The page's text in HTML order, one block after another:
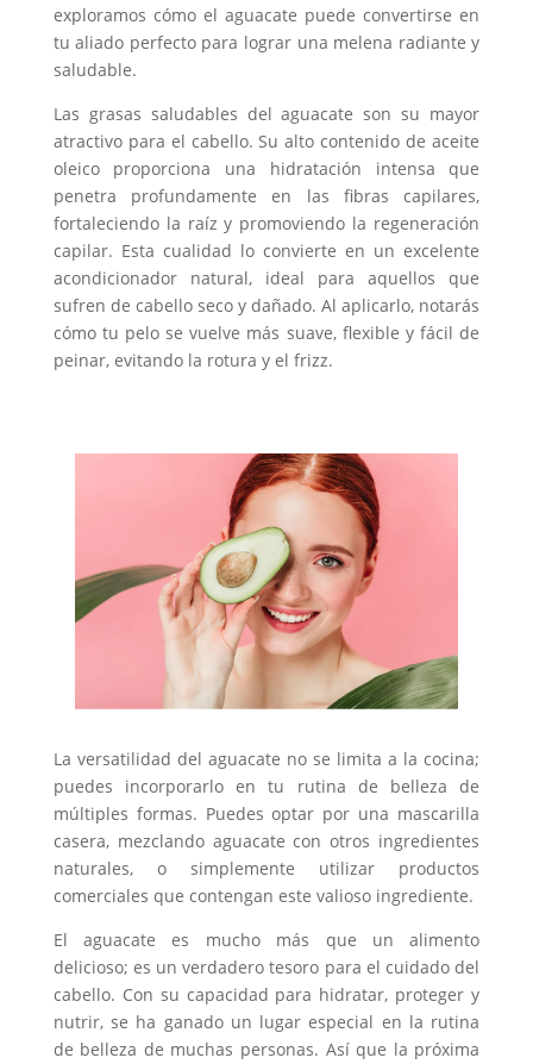
exploramos cómo el aguacate puede convertirse en
tu aliado perfecto para lograr una melena radiante y
saludable.
Las grasas saludables del aguacate son su mayor
atractivo para el cabello. Su alto contenido de aceite
oleico proporciona una hidratación intensa que
penetra profundamente en las fibras capilares,
fortaleciendo la raíz y promoviendo la regeneración
capilar. Esta cualidad lo convierte en un excelente
acondicionador natural, ideal para aquellos que
sufren de cabello seco y dañado. Al aplicarlo, notarás
cómo tu pelo se vuelve más suave, flexible y fácil de
peinar, evitando la rotura y el frizz.
La versatilidad del aguacate no se limita a la cocina;
puedes incorporarlo en tu rutina de belleza de
múltiples formas. Puedes optar por una mascarilla
casera, mezclando aguacate con otros ingredientes
naturales, o simplemente utilizar productos
comerciales que contengan este valioso ingrediente.
El aguacate es mucho más que un alimento
delicioso; es un verdadero tesoro para el cuidado del
cabello. Con su capacidad para hidratar, proteger y
nutrir, se ha ganado un lugar especial en la rutina
de belleza de muchas personas. Así que la próxima